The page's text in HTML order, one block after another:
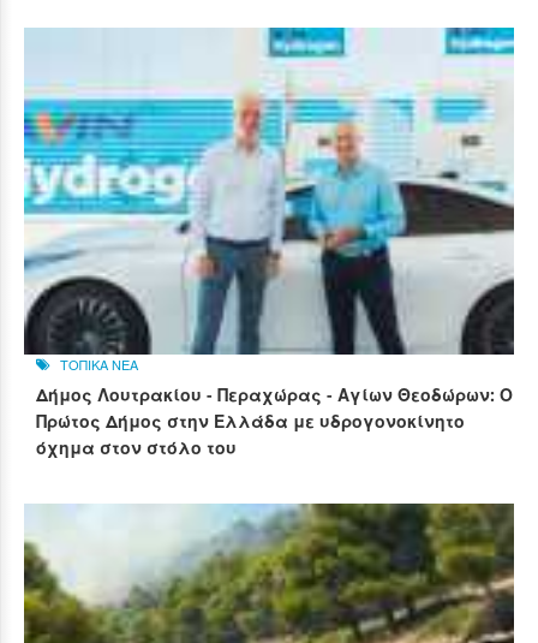
ΤΟΠΙΚΑ ΝΕΑ
Δήμος Λουτρακίου - Περαχώρας - Αγίων Θεοδώρων: Ο
Πρώτος Δήμος στην Ελλάδα με υδρογονοκίνητο
όχημα στον στόλο του